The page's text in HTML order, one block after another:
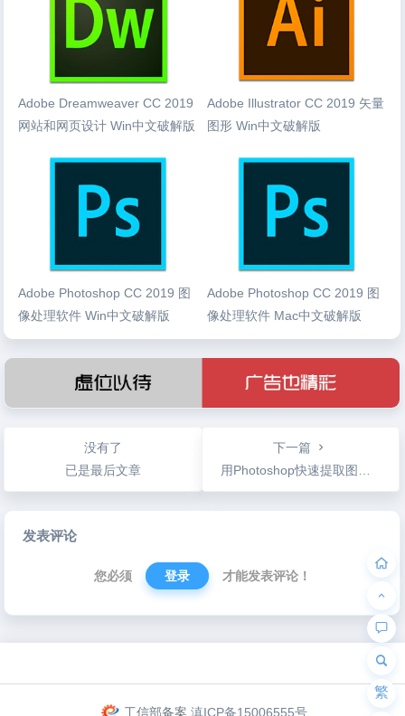
Adobe Dreamweaver CC 2019
网站和网页设计 Win中文破解版
Adobe Illustrator CC 2019 矢量
图形 Win中文破解版
Adobe Photoshop CC 2019 图
像处理软件 Win中文破解版
Adobe Photoshop CC 2019 图
像处理软件 Mac中文破解版
没有了
已是最后文章
下一篇
用Photoshop快速提取图片线稿和制作彩铅效果
发表评论
您必须 登录 才能发表评论！
工信部备案 滇ICP备15006555号
繁